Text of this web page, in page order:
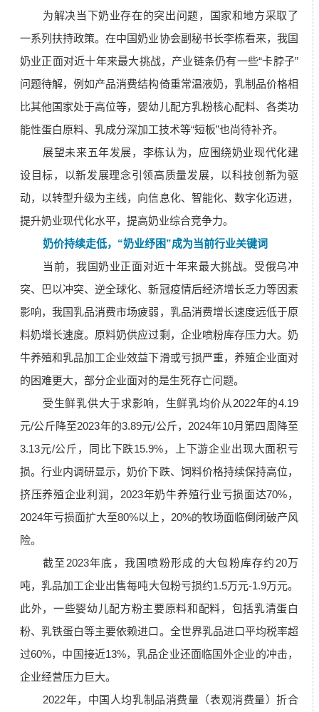
为解决当下奶业存在的突出问题，国家和地方采取了
一系列扶持政策。在中国奶业协会副秘书长李栋看来，我国
奶业正面对近十年来最大挑战，产业链条仍有一些“卡脖子”
问题待解，例如产品消费结构倚重常温液奶，乳制品价格相
比其他国家处于高位等，婴幼儿配方乳粉核心配料、各类功
能性蛋白原料、乳成分深加工技术等“短板”也尚待补齐。
展望未来五年发展，李栋认为，应围绕奶业现代化建
设目标，以新发展理念引领高质量发展，以科技创新为驱
动，以转型升级为主线，向信息化、智能化、数字化迈进，
提升奶业现代化水平，提高奶业综合竞争力。
奶价持续走低，“奶业纾困”成为当前行业关键词
当前，我国奶业正面对近十年来最大挑战。受俄乌冲
突、巴以冲突、逆全球化、新冠疫情后经济增长乏力等因素
影响，我国乳品消费市场疲弱，乳品消费增长速度远低于原
料奶增长速度。原料奶供应过剩，企业喷粉库存压力大。奶
牛养殖和乳品加工企业效益下滑或亏损严重，养殖企业面对
的困难更大，部分企业面对的是生死存亡问题。
受生鲜乳供大于求影响，生鲜乳均价从2022年的4.19
元/公斤降至2023年的3.89元/公斤，2024年10月第四周降至
3.13元/公斤，同比下跌15.9%，上下游企业出现大面积亏
损。行业内调研显示，奶价下跌、饲料价格持续保持高位，
挤压养殖企业利润，2023年奶牛养殖行业亏损面达70%，
2024年亏损面扩大至80%以上，20%的牧场面临倒闭破产风
险。
截至2023年底，我国喷粉形成的大包粉库存约20万
吨，乳品加工企业出售每吨大包粉亏损约1.5万元-1.9万元。
此外，一些婴幼儿配方粉主要原料和配料，包括乳清蛋白
粉、乳铁蛋白等主要依赖进口。全世界乳品进口平均税率超
过60%，中国接近13%，乳品企业还面临国外企业的冲击，
企业经营压力巨大。
2022年，中国人均乳制品消费量（表观消费量）折合